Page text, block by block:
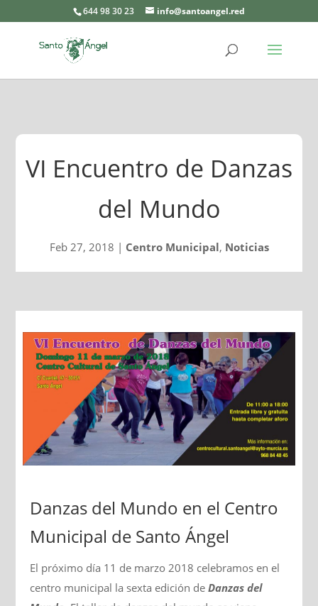
644 98 30 23 info@santoangel.red
VI Encuentro de Danzas
del Mundo
Feb 27, 2018 | Centro Municipal, Noticias
Danzas del Mundo en el Centro
Municipal de Santo Ángel
El próximo día 11 de marzo 2018 celebramos en el
centro municipal la sexta edición deDanzas del